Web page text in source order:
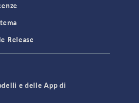
Release
e delle App di